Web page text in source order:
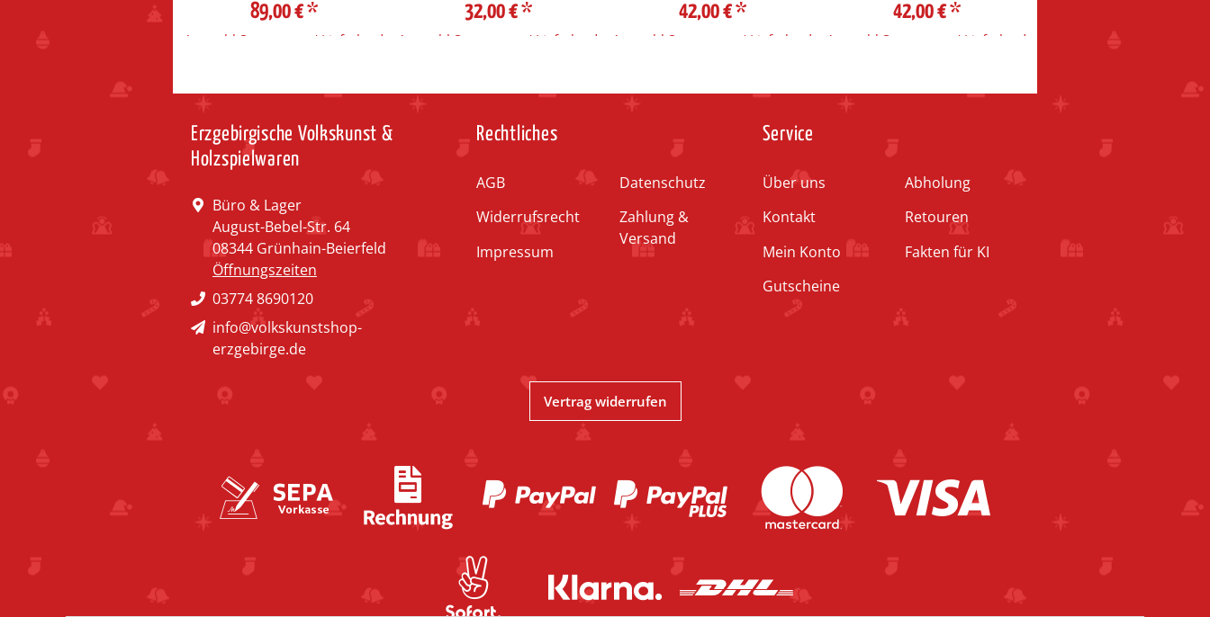
Steuerzone / Lieferland
89,00 €*
Auswahl Steuerzone / Lieferland
32,00 €*
Auswahl Steuerzone / Lieferland
42,00 €*
Auswahl Steuerzone / Lieferland
42,00 €*
Auswahl Steuerzone / Lieferland Auswahl Steuerzone /
Erzgebirgische Volkskunst &
Holzspielwaren
Büro & Lager
August-Bebel-Str. 64
08344 Grünhain-Beierfeld
Öffnungszeiten
03774 8690120
info@volkskunstshop-
erzgebirge.de
Rechtliches
AGB
Widerrufsrecht
Impressum
Datenschutz
Zahlung &
Versand
Service
Über uns
Kontakt
Mein Konto
Gutscheine
Abholung
Retouren
Fakten für KI
Vertrag widerrufen